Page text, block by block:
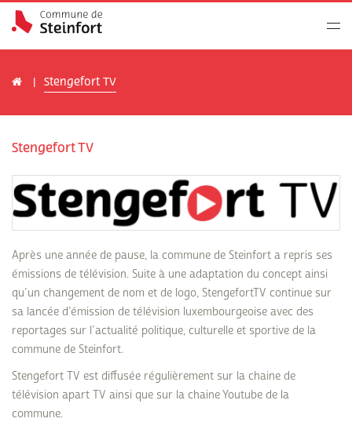
Stengefort TV
Stengefort TV
Après une année de pause, la commune de Steinfort a repris ses
émissions de télévision. Suite à une adaptation du concept ainsi
qu’un changement de nom et de logo, StengefortTV continue sur
sa lancée d’émission de télévision luxembourgeoise avec des
reportages sur l’actualité politique, culturelle et sportive de la
commune de Steinfort.
Stengefort TV est diffusée régulièrement sur la chaine de
télévision apart TV ainsi que sur la chaine Youtube de la
commune.